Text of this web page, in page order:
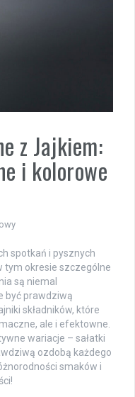
z Jajkiem:
i kolorowe
spotkań i pysznych
tym okresie szczególne
są niemal
być prawdziwą
składników, które
ale i efektowne.
wariacje – sałatki
ozdobą każdego
smaków i